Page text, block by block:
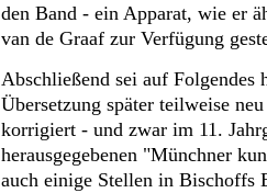
den Band - ein Apparat, wie er
van de Graaf zur Verfügung
Abschließend sei auf Folgendes
Übersetzung später teilweise
korrigiert - und zwar im 11.
herausgegebenen "Münchner
auch einige Stellen in Bischoffs